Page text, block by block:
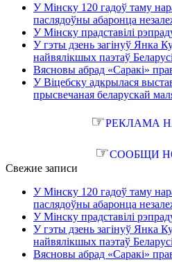
У Мінску 120 гадоў таму
паслядоўны абаронца
У Мінску прадставілі
У гэты дзень загінуў Янка
найвялікшых паэтаў Беларусі
Вясновы абрад «Саракі»
У Віцебску адкрылася
прысвечаная беларускай
☞РЕКЛАМА
☞СООБЩИ
Свежие записи
У Мінску 120 гадоў таму
паслядоўны абаронца
У Мінску прадставілі
У гэты дзень загінуў Янка
найвялікшых паэтаў Беларусі
Вясновы абрад «Саракі»